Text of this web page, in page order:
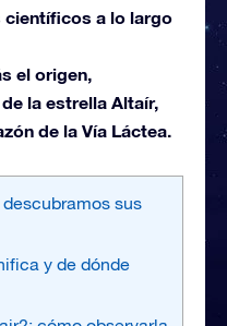
científicos a lo largo
el origen,
la estrella Altaír,
de la Vía Láctea.
sus
y de dónde